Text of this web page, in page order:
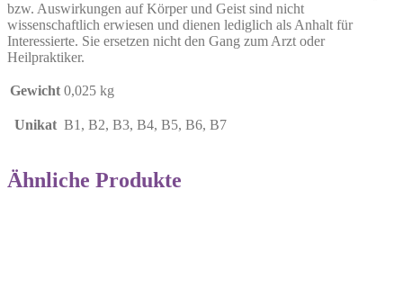
bzw. Auswirkungen auf Körper und Geist sind nicht
wissenschaftlich erwiesen und dienen lediglich als Anhalt für
Interessierte. Sie ersetzen nicht den Gang zum Arzt oder
Heilpraktiker.
Gewicht 0,025 kg
Unikat B1, B2, B3, B4, B5, B6, B7
Ähnliche Produkte